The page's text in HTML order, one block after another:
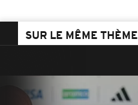
SUR LE MÊME THÈME